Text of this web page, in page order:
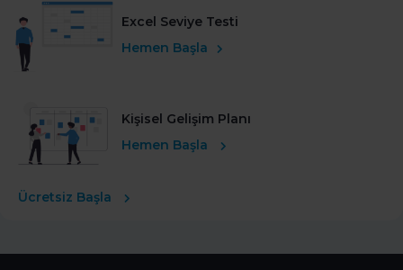
Excel Seviye Testi
Hemen Başla
Kişisel Gelişim Planı
Hemen Başla
Ücretsiz Başla